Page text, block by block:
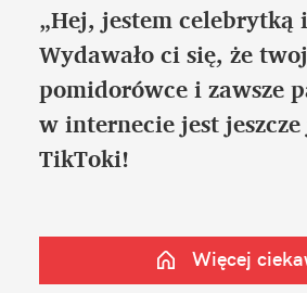
„Hej, jestem
Wydawało ci się, że
pomidorówce i zawsze
w internecie jest
TikToki!
Więcej